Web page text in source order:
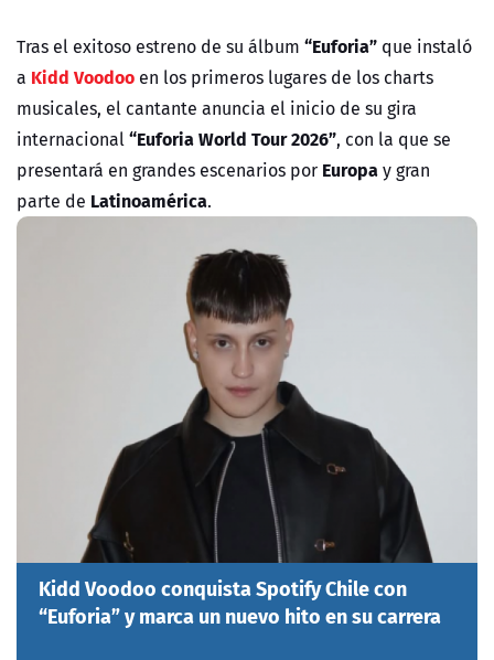
Tras el exitoso estreno de su álbum “Euforia” que instaló
a Kidd Voodoo en los primeros lugares de los charts
musicales, el cantante anuncia el inicio de su gira
internacional“Euforia World Tour 2026”, con la que se
presentará en grandes escenarios por Europay gran
parte de Latinoamérica.
Kidd Voodoo conquista Spotify Chile con
“Euforia” y marca un nuevo hito en su carrera